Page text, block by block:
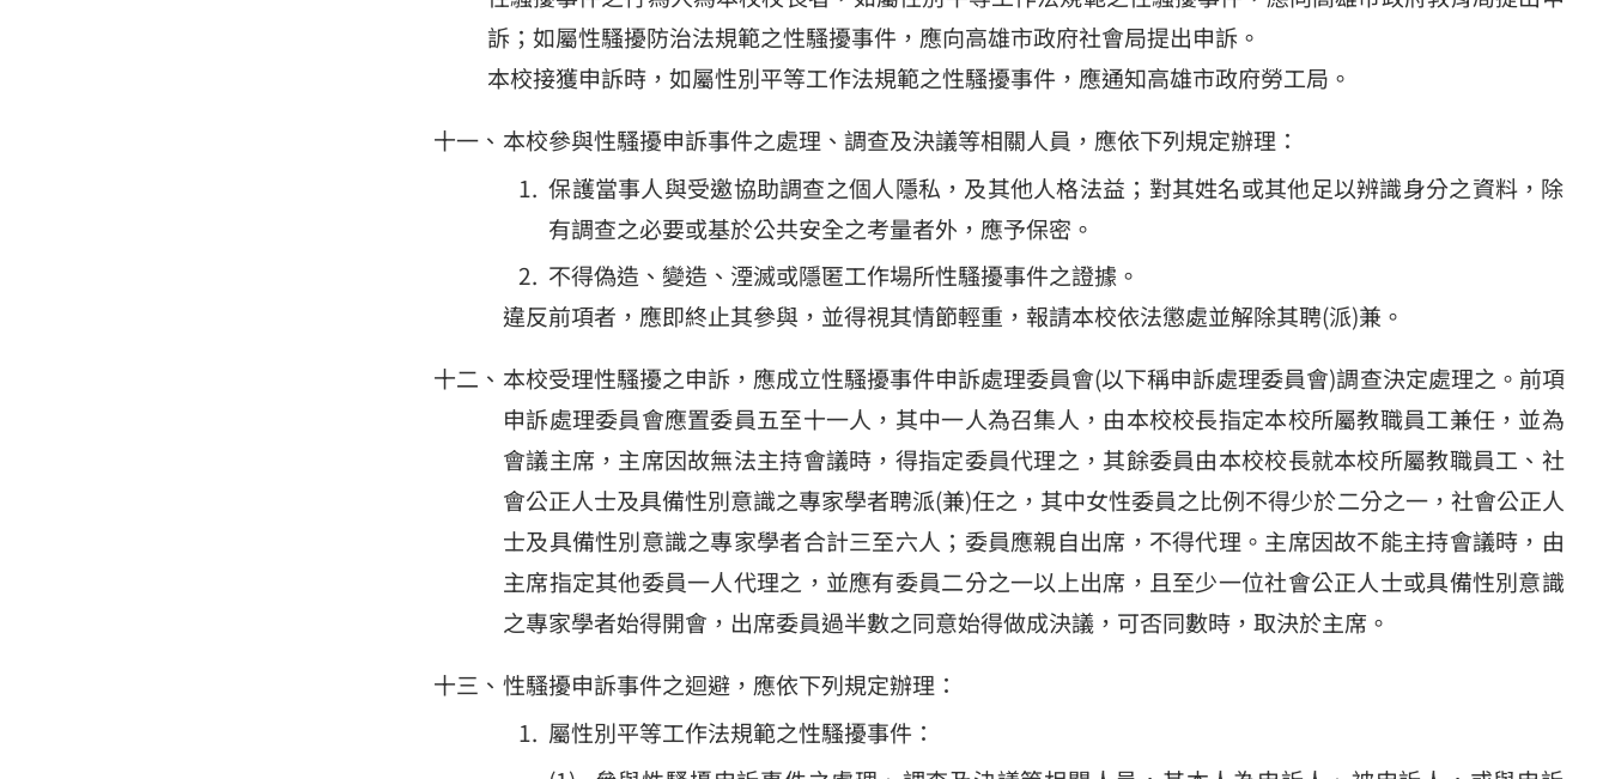
訴；如屬性騷擾防治法規範之性騷擾事件，應向高雄市政府社會局提出申訴。
本校接獲申訴時，如屬性別平等工作法規範之性騷擾事件，應通知高雄市政府勞工局。
本校參與性騷擾申訴事件之處理、調查及決議等相關人員，應依下列規定辦理：
保護當事人與受邀協助調查之個人隱私，及其他人格法益；對其姓名或其他足以辨識身分之資料，除
有調查之必要或基於公共安全之考量者外，應予保密。
不得偽造、變造、湮滅或隱匿工作場所性騷擾事件之證據。
違反前項者，應即終止其參與，並得視其情節輕重，報請本校依法懲處並解除其聘(派)兼。
本校受理性騷擾之申訴，應成立性騷擾事件申訴處理委員會(以下稱申訴處理委員會)調查決定處理之。前項
申訴處理委員會應置委員五至十一人，其中一人為召集人，由本校校長指定本校所屬教職員工兼任，並為
會議主席，主席因故無法主持會議時，得指定委員代理之，其餘委員由本校校長就本校所屬教職員工、社
會公正人士及具備性別意識之專家學者聘派(兼)任之，其中女性委員之比例不得少於二分之一，社會公正人
士及具備性別意識之專家學者合計三至六人；委員應親自出席，不得代理。主席因故不能主持會議時，由
主席指定其他委員一人代理之，並應有委員二分之一以上出席，且至少一位社會公正人士或具備性別意識
之專家學者始得開會，出席委員過半數之同意始得做成決議，可否同數時，取決於主席。
性騷擾申訴事件之迴避，應依下列規定辦理：
屬性別平等工作法規範之性騷擾事件：